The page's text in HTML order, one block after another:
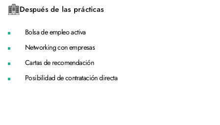
Después de las prácticas
Bolsa de empleo activa
Networking con empresas
Cartas de recomendación
Posibilidad de contratación directa